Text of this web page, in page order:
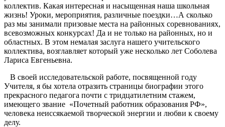
коллектив. Какая интересная и насыщенная наша школьная
жизнь! Уроки, мероприятия, различные поездки…А сколько
раз мы занимали призовые места на районных соревнованиях,
всевозможных конкурсах! Да и не только на районных, но и
областных. В этом немалая заслуга нашего учительского
коллектива, возглавляет который уже несколько лет Соболева
Лариса Евгеньевна.
В своей исследовательской работе, посвященной году
Учителя, я бы хотела отразить страницы биографии этого
прекрасного педагога почти с тридцатилетним стажем,
имеющего звание «Почетный работник образования РФ»,
человека неиссякаемой творческой энергии и любви к своему
делу.